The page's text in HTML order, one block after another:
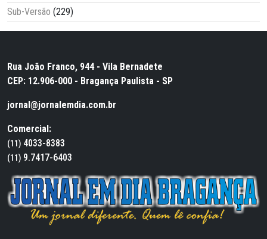
Sub-Versão (229)
Rua João Franco, 944 - Vila Bernadete
CEP: 12.906-000 - Bragança Paulista - SP
jornal@jornalemdia.com.br
Comercial:
(11) 4033-8383
(11) 9.7417-6403